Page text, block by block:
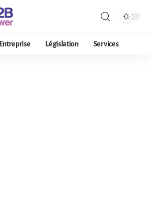
Entreprise Législation Services